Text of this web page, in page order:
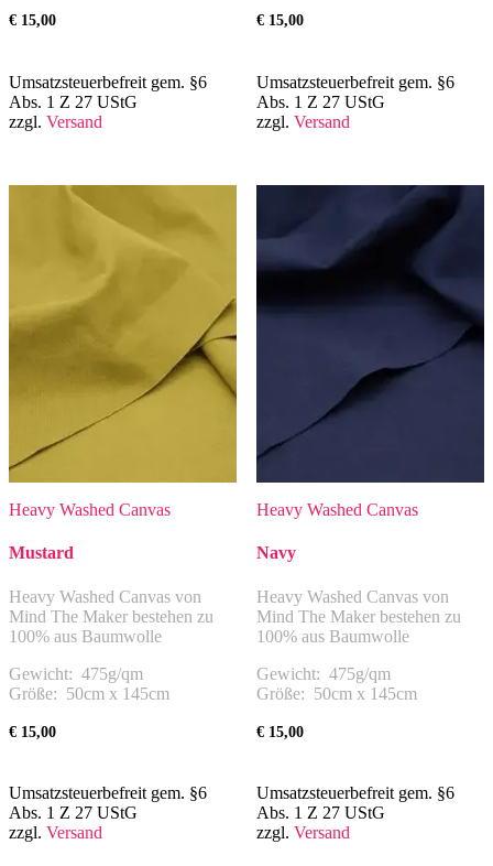
€ 15,00
Umsatzsteuerbefreit gem. §6
Abs. 1 Z 27 UStG
zzgl. Versand
€15,00
Umsatzsteuerbefreit gem. §6
Abs. 1 Z 27 UStG
zzgl. Versand
Heavy Washed Canvas
Mustard
Heavy Washed Canvas von
Mind The Maker bestehen zu
100% aus Baumwolle
Gewicht: 475g/qm
Größe: 50cm x 145cm
€ 15,00
Umsatzsteuerbefreit gem. §6
Abs. 1 Z 27 UStG
zzgl. Versand
Heavy Washed Canvas
Navy
Heavy Washed Canvas von
Mind The Maker bestehen zu
100% aus Baumwolle
Gewicht: 475g/qm
Größe: 50cm x 145cm
€15,00
Umsatzsteuerbefreit gem. §6
Abs. 1 Z 27 UStG
zzgl. Versand